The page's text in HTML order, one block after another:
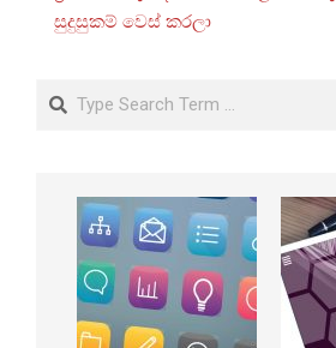
සුදුසුකම් වෙස් කරලා
Search